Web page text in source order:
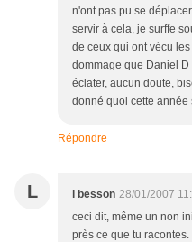
n'ont pas pu se
servir à cela, je surffe
de ceux qui ont vécu
dommage que Daniel
éclater, aucun doute,
donné quoi cette année
Répondre
L l besson 28/01/2007
ceci dit, même un non
près ce que tu